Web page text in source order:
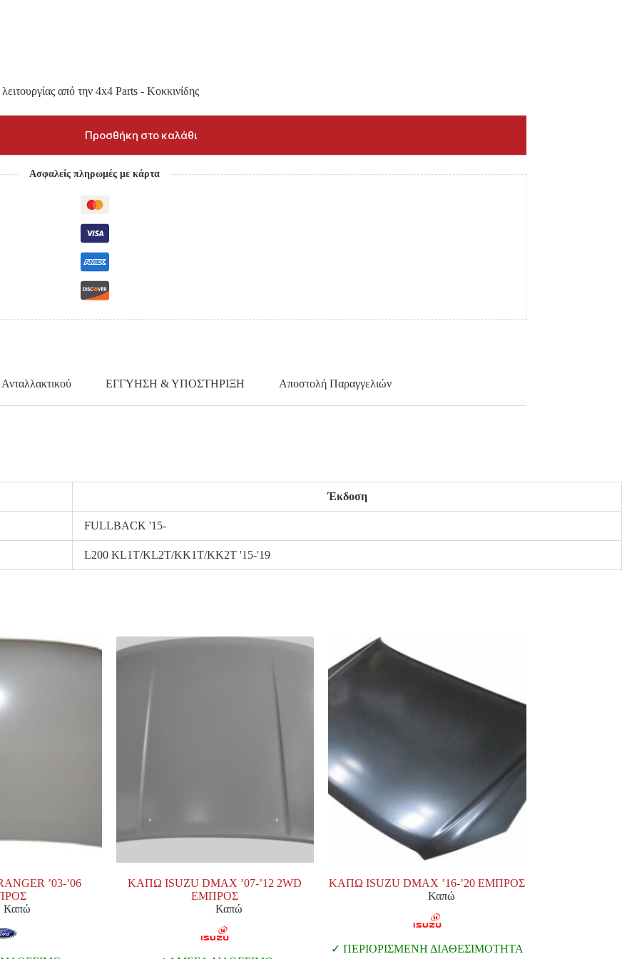
από την 4x4 Parts - Κοκκινίδης
Προσθήκη στο καλάθι
Ασφαλείς πληρωμές με κάρτα
Ανταλλακτικού ΕΓΓΥΗΣΗ & ΥΠΟΣΤΗΡΙΞΗ Αποστολή Παραγγελιών
Έκδοση
FULLBACK '15-
L200 KL1T/KL2T/KK1T/KK2T '15-'19
’03-’06
Καπώ
ΚΑΠΩ ISUZU DMAX ’07-’12 2WD
ΕΜΠΡΟΣ
Καπώ
ΚΑΠΩ ISUZU DMAX ’16-’20 ΕΜΠΡΟΣ
Καπώ
ΠΕΡΙΟΡΙΣΜΕΝΗ ΔΙΑΘΕΣΙΜΟΤΗΤΑ